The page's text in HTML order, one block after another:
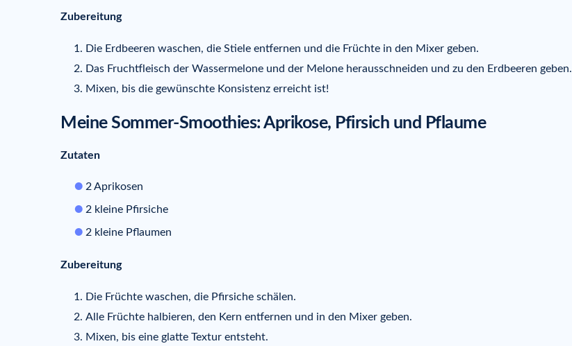
Zubereitung
Die Erdbeeren waschen, die Stiele entfernen und die Früchte in den Mixer geben.
Das Fruchtfleisch der Wassermelone und der Melone herausschneiden und zu den Erdbeeren geben.
Mixen, bis die gewünschte Konsistenz erreicht ist!
Meine Sommer-Smoothies: Aprikose, Pfirsich und Pflaume
Zutaten
2 Aprikosen
2 kleine Pfirsiche
2 kleine Pflaumen
Zubereitung
Die Früchte waschen, die Pfirsiche schälen.
Alle Früchte halbieren, den Kern entfernen und in den Mixer geben.
Mixen, bis eine glatte Textur entsteht.